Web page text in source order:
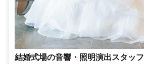
結婚式場の音響・照明演出スタッフ